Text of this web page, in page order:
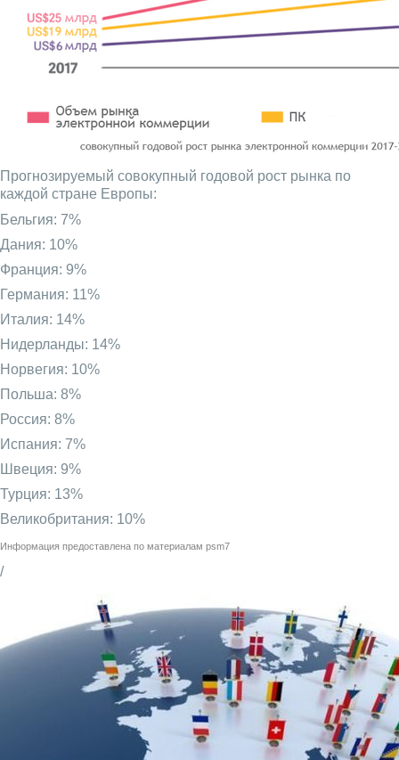
Прогнозируемый совокупный годовой рост рынка по
каждой стране Европы:
Бельгия: 7%
Дания: 10%
Франция: 9%
Германия: 11%
Италия: 14%
Нидерланды: 14%
Норвегия: 10%
Польша: 8%
Россия: 8%
Испания: 7%
Швеция: 9%
Турция: 13%
Великобритания: 10%
Информация предоставлена по материалам psm7
/